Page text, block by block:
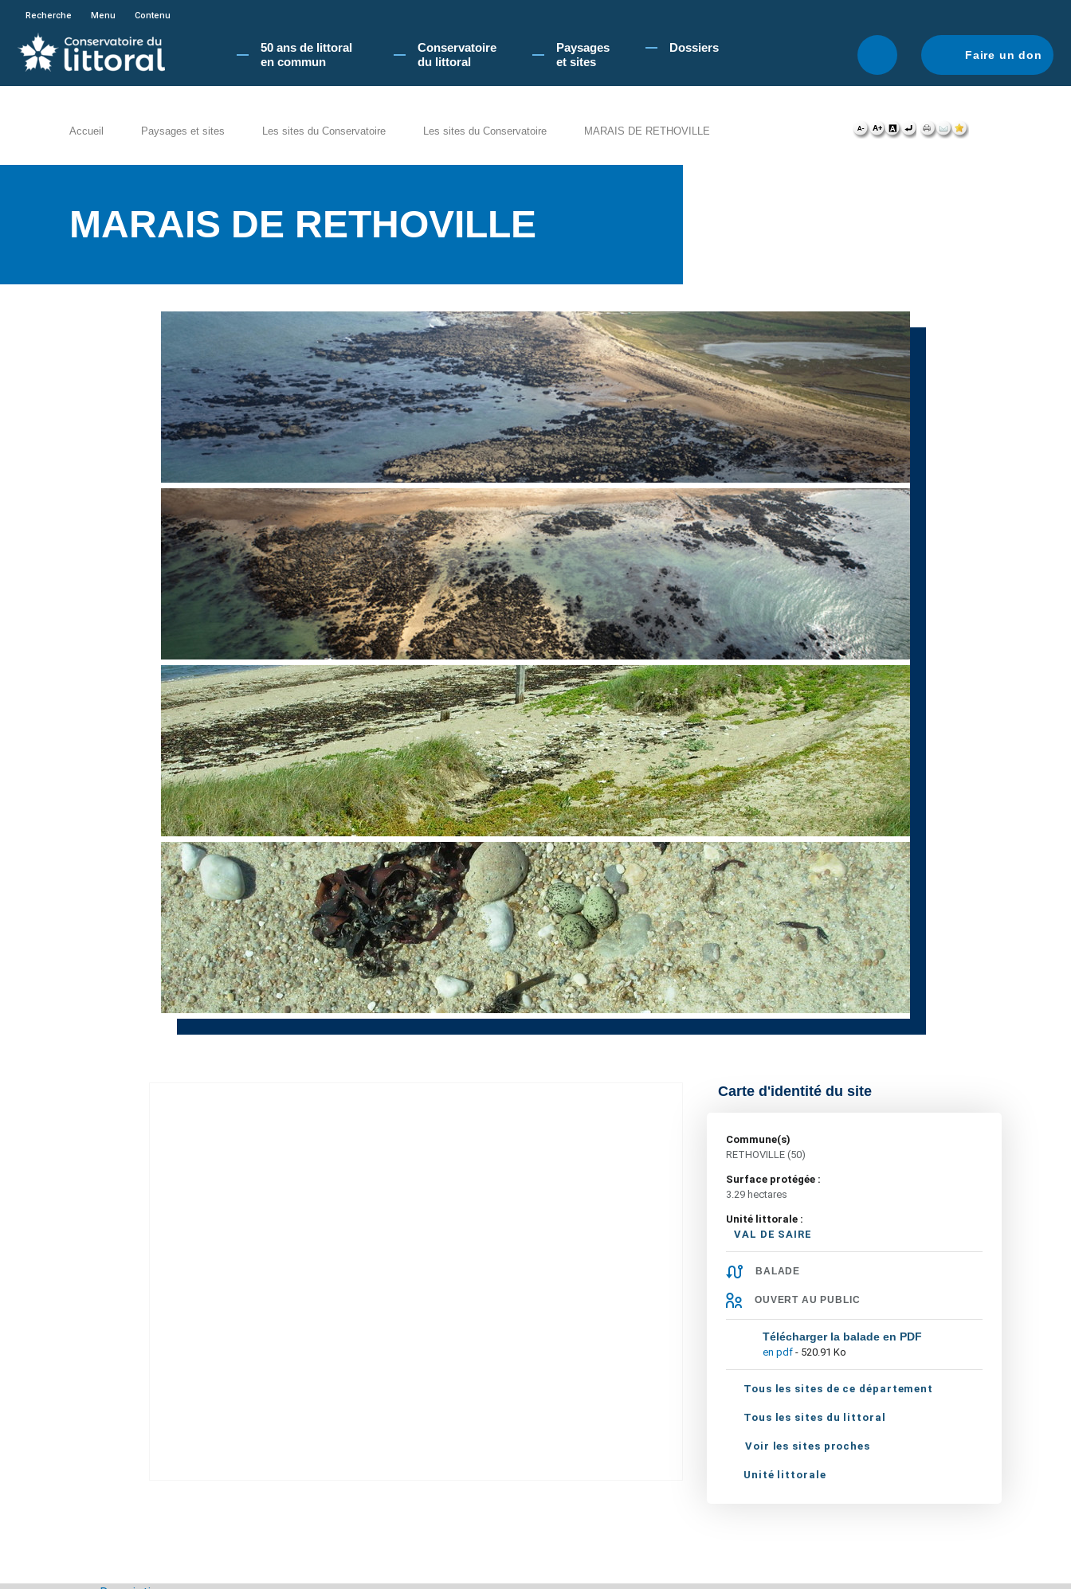
En poursuivant votre navigation sur le site du Conservatoire du littoral, vous acceptez l'utilisation de cookies pour vous proposer une navigation optimale.
Recherche Menu Contenu
50 ans de littoral
en commun​
Conservatoire
du littoral
Paysages
et sites
Dossiers
Faire un don
Accueil Paysages et sites Les sites du Conservatoire Les sites du Conservatoire MARAIS DE RETHOVILLE
MARAIS DE RETHOVILLE
Carte d'identité du site
Commune(s)
RETHOVILLE (50)
Surface protégée :
3.29 hectares
Unité littorale :
VAL DE SAIRE
BALADE
OUVERT AU PUBLIC
Télécharger la balade en PDF
en pdf - 520.91 Ko
Tous les sites de ce département
Tous les sites du littoral
Voir les sites proches
Unité littorale